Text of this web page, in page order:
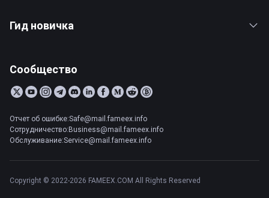
Гид новичка
Сообщество
Отчет об ошибке:Safe@mail.fameex.info
Сотрудничество:Business@mail.fameex.info
Обслуживание:Service@mail.fameex.info
Copyright © 2022-2026 FAMEEX.COM All Rights Reserved